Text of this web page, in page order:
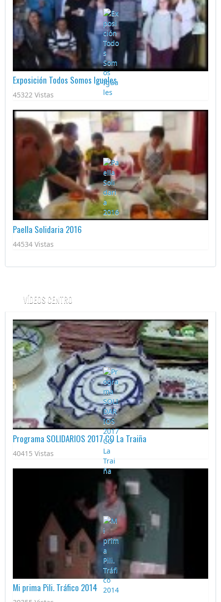
Exposición Todos Somos Iguales
45322 Vistas
Paella Solidaria 2016
44534 Vistas
VÍDEOS CENTRO
Programa SOLIDARIOS 2017 CO La Traiña
40415 Vistas
Mi prima Pili. Tráfico 2014